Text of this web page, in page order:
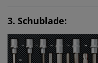
3. Schublade: